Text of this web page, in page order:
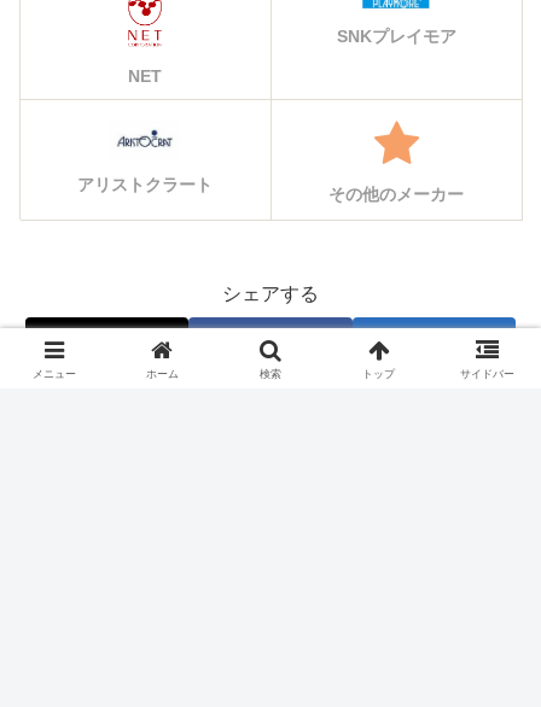
NET
SNKプレイモア
アリストクラート その他のメーカー
シェアする
Facebook
メニュー ホーム 検索 トップ サイドバー